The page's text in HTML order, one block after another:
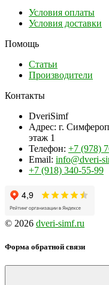
Условия оплаты
Условия доставки
Помощь
Статьи
Производители
Контакты
DveriSimf
Адрес: г.
этаж 1
Телефон: +7 (978)
Email: info@dveri-
+7 (918) 340-55-99
© 2026 dveri-simf.ru
Форма обратной связи